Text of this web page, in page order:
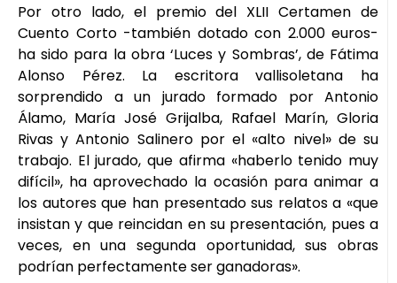
Por otro lado, el premio del XLII Certamen de
Cuento Corto -también dotado con 2.000 euros-
ha sido para la obra ‘Luces y Sombras’, de Fátima
Alonso Pérez. La escritora vallisoletana ha
sorprendido a un jurado formado por Antonio
Álamo, María José Grijalba, Rafael Marín, Gloria
Rivas y Antonio Salinero por el «alto nivel» de su
trabajo. El jurado, que afirma «haberlo tenido muy
difícil», ha aprovechado la ocasión para animar a
los autores que han presentado sus relatos a «que
insistan y que reincidan en su presentación, pues a
veces, en una segunda oportunidad, sus obras
podrían perfectamente ser ganadoras».